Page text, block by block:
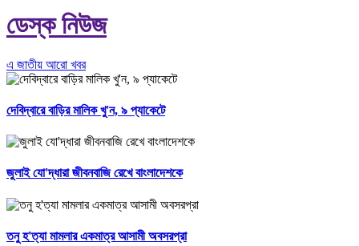
ডেস্ক নিউজ
এ জাতীয় আরো খবর
দেবিদ্বারে বাড়ির মালিক খু'ন, ৯ প্যাকেটে
জুলাই যো'দ্ধারা জীবনবাজি রেখে বাংলাদেশকে
তনু হ'ত্যা মামলার একমাত্র আসামী অবসরপ্রা